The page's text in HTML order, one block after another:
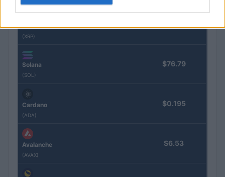
XRP
(XRP)
Solana
(SOL)
$76.79
Cardano
(ADA)
$0.195
Avalanche
(AVAX)
$6.53